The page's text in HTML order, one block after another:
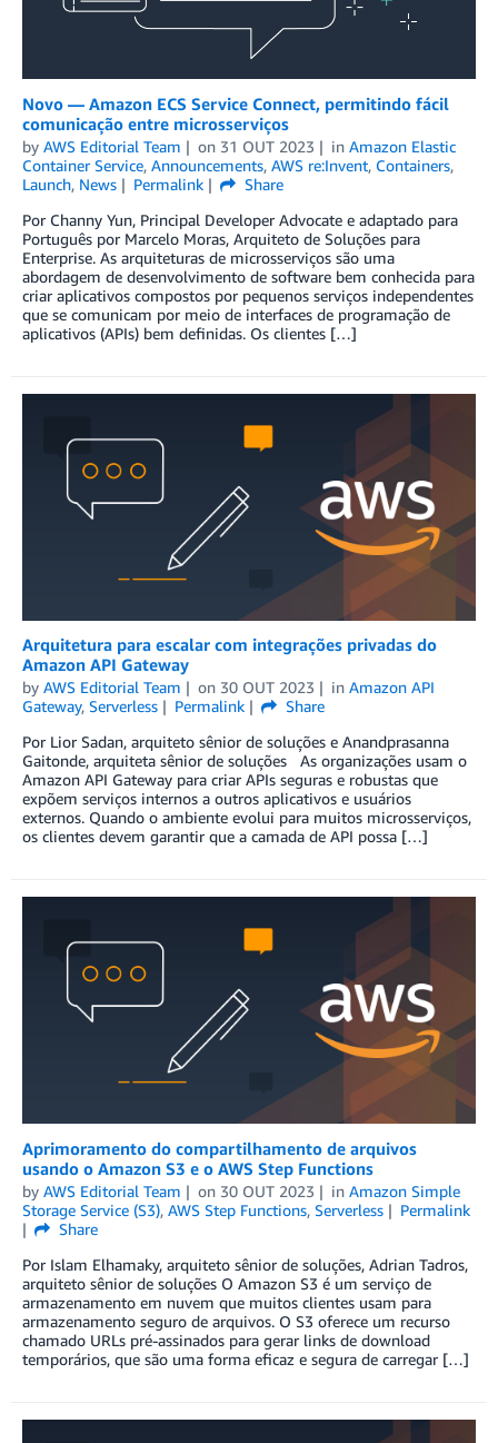
Novo — Amazon ECS Service Connect, permitindo fácil
comunicação entre microsserviços
by AWS Editorial Team on 31 OUT 2023 in Amazon Elastic
Container Service, Announcements, AWS re:Invent, Containers,
Launch, News Permalink
Share
Por Channy Yun, Principal Developer Advocate e adaptado para
Português por Marcelo Moras, Arquiteto de Soluções para
Enterprise. As arquiteturas de microsserviços são uma
abordagem de desenvolvimento de software bem conhecida para
criar aplicativos compostos por pequenos serviços independentes
que se comunicam por meio de interfaces de programação de
aplicativos (APIs) bem definidas. Os clientes […]
Arquitetura para escalar com integrações privadas do
Amazon API Gateway
by AWS Editorial Team on 30 OUT 2023 in Amazon API
Gateway, Serverless Permalink
Share
Por Lior Sadan, arquiteto sênior de soluções e Anandprasanna
Gaitonde, arquiteta sênior de soluções As organizações usam o
Amazon API Gateway para criar APIs seguras e robustas que
expõem serviços internos a outros aplicativos e usuários
externos. Quando o ambiente evolui para muitos microsserviços,
os clientes devem garantir que a camada de API possa […]
Aprimoramento do compartilhamento de arquivos
usando o Amazon S3 e o AWS Step Functions
by AWS Editorial Team on 30 OUT 2023 in Amazon Simple
Storage Service (S3), AWS Step Functions, Serverless
Permalink
Share
Por Islam Elhamaky, arquiteto sênior de soluções, Adrian Tadros,
arquiteto sênior de soluções O Amazon S3 é um serviço de
armazenamento em nuvem que muitos clientes usam para
armazenamento seguro de arquivos. O S3 oferece um recurso
chamado URLs pré-assinados para gerar links de download
temporários, que são uma forma eficaz e segura de carregar […]